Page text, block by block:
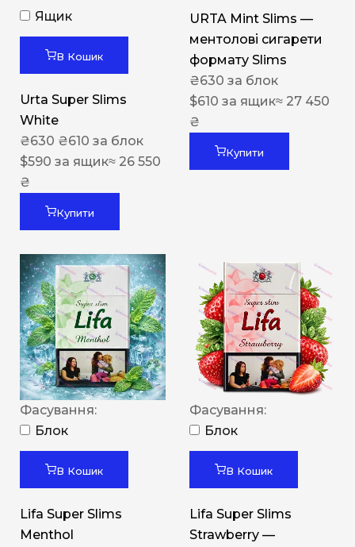
Ящик
В Кошик
Urta Super Slims
White
₴630 ₴610 за блок
$590 за ящик≈ 26 550
₴
Купити
URTA Mint Slims —
ментолові сигарети
формату Slims
₴630 за блок
$610 за ящик≈ 27 450
₴
Купити
Фасування:
Блок
В Кошик
Lifa Super Slims
Menthol
Фасування:
Блок
В Кошик
Lifa Super Slims
Strawberry —